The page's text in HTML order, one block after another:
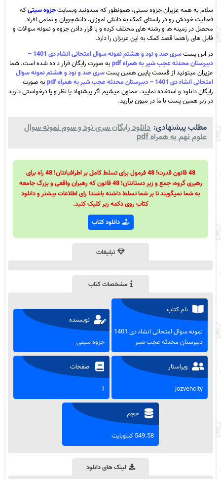
سلام به همه عزیزان جزوه سیتی، همونطور که میدونید وبسایتجزوه سیتیکه
فعالیت خودش رو در راستای کمک به دانش اموزان، دانشجویان و تمامی افراد
محصل در زمینه ها و رشته های مختلف کرده و با قرار دادن جزوه و نمونه سوالات و
فایل های راهنما قصد کمک به این عزیزان را دارد.
در این پست
سری صد و نود و هشتم نمونه سوال امتحانی انشاء دی 1401 –
دبیرستان محدثه عجب شیر به همراه pdf
به صورت رایگان قرار داده شده است. شما
عزیزان میتونید از قسمت پایین همین پستسری صد و نود و هشتم نمونه سوال
امتحانی انشاء دی 1401 – دبیرستان محدثه عجب شیر به همراه pdf
به صورت
رایگان دانلود و استفاده نمایید. ممنون میشیم اگر پیشنهاد یا نظر و یا درخواستی دارید
در زیر همین پست با ما در میون بزارید.
مطلب پیشنهادی: دانلود رایگان سری نود و سوم نمونه سوال
علوم نهم به همراه pdf
48 قانون قدرت! 48 فرمول برای تسلط کامل بر اطرافیانتان! 48 راه برای
رهبری گروه، جمع و زیر دستانتان! 48 قانون که رهبران واقعی و بزرگ جامعه
به شما نمیگویند تا بر شما تسلط داشته باشند! رای اطلاعات بیشتر و دانلود
کتاب روی دکمه زیر کلیک کنید.
دانلود کتاب
تبلیغات
مشخصات کتاب
نام کتاب
نمونه سوال امتحانی انشاء دی 1401 -
دبیرستان محدثه عجب شیر
نویسنده
جزوه سیتی
ویراستار
jozvehcity
صفحات
1
حجم
549.58 کیلوبایت
لینک های دانلود